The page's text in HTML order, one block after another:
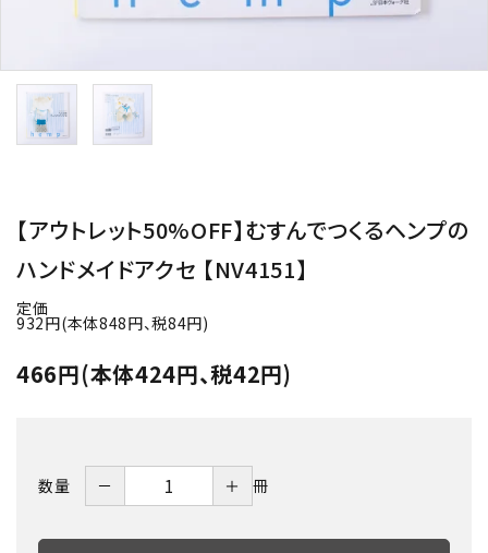
お知らせ
SHOP
店舗
CONTACT
【アウトレット50%OFF】むすんでつくるヘンプの
ハンドメイドアクセ 【NV4151】
定価
932円(本体848円、税84円)
466円(本体424円、税42円)
数量 － ＋ 冊